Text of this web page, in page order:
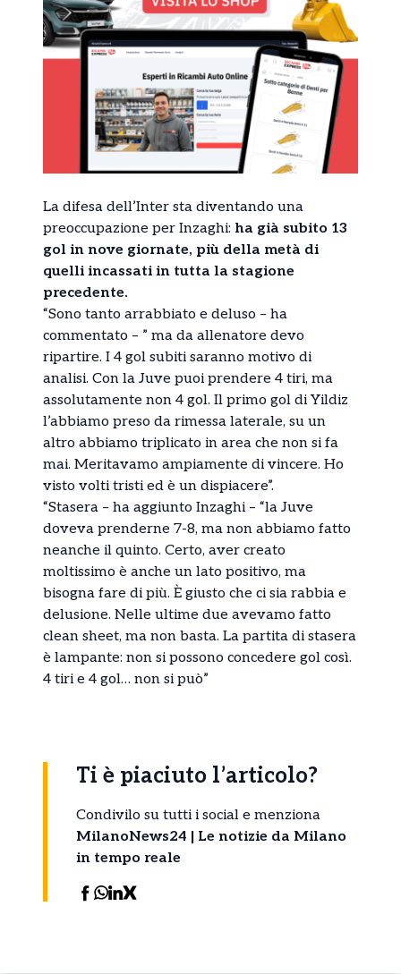
La difesa dell’Inter sta diventando una
preoccupazione per Inzaghi: ha già subito 13
gol in nove giornate, più della metà di
quelli incassati in tutta la stagione
precedente.
“Sono tanto arrabbiato e deluso – ha
commentato – ” ma da allenatore devo
ripartire. I 4 gol subiti saranno motivo di
analisi. Con la Juve puoi prendere 4 tiri, ma
assolutamente non 4 gol. Il primo gol di Yildiz
l’abbiamo preso da rimessa laterale, su un
altro abbiamo triplicato in area che non si fa
mai. Meritavamo ampiamente di vincere. Ho
visto volti tristi ed è un dispiacere”.
“Stasera – ha aggiunto Inzaghi – “la Juve
doveva prenderne 7-8, ma non abbiamo fatto
neanche il quinto. Certo, aver creato
moltissimo è anche un lato positivo, ma
bisogna fare di più. È giusto che ci sia rabbia e
delusione. Nelle ultime due avevamo fatto
clean sheet, ma non basta. La partita di stasera
è lampante: non si possono concedere gol così.
4 tiri e 4 gol… non si può”
Ti è piaciuto l’articolo?
Condivilo su tutti i social e menziona
MilanoNews24 | Le notizie da Milano
in tempo reale